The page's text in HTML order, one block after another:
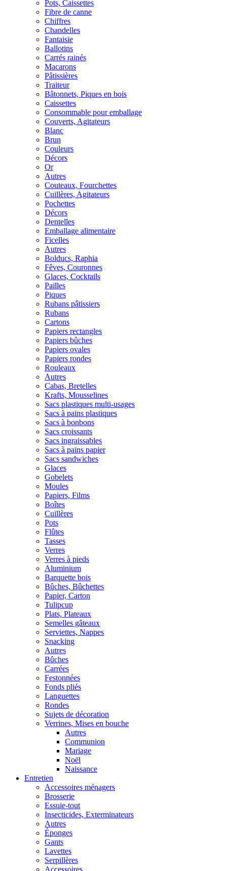
Pots, Caissettes
Fibre de canne
Chiffres
Chandelles
Fantaisie
Ballotins
Carrés rainés
Macarons
Pâtissières
Traiteur
Bâtonnets, Piques en bois
Caissettes
Consommable pour emballage
Couverts, Agitateurs
Blanc
Brun
Couleurs
Décors
Or
Autres
Couteaux, Fourchettes
Cuillères, Agitateurs
Pochettes
Décors
Dentelles
Emballage alimentaire
Ficelles
Autres
Bolducs, Raphia
Fêves, Couronnes
Glaces, Cocktails
Pailles
Piques
Rubans pâtissiers
Rubans
Cartons
Papiers rectangles
Papiers bûches
Papiers ovales
Papiers rondes
Rouleaux
Autres
Cabas, Bretelles
Krafts, Mousselines
Sacs plastiques multi-usages
Sacs à pains plastiques
Sacs à bonbons
Sacs croissants
Sacs ingraissables
Sacs à pains papier
Sacs sandwiches
Glaces
Gobelets
Moules
Papiers, Films
Boîtes
Cuillères
Pots
Flûtes
Tasses
Verres
Verres à pieds
Aluminium
Barquette bois
Bûches, Bûchettes
Papier, Carton
Tulipcup
Plats, Plateaux
Semelles gâteaux
Serviettes, Nappes
Snacking
Autres
Bûches
Carrées
Festonnées
Fonds pliés
Languettes
Rondes
Sujets de décoration
Verrines, Mises en bouche
Autres
Communion
Mariage
Noël
Naissance
Entretien
Accessoires ménagers
Brosserie
Essuie-tout
Insecticides, Exterminateurs
Autres
Éponges
Gants
Lavettes
Serpillères
Accessoires